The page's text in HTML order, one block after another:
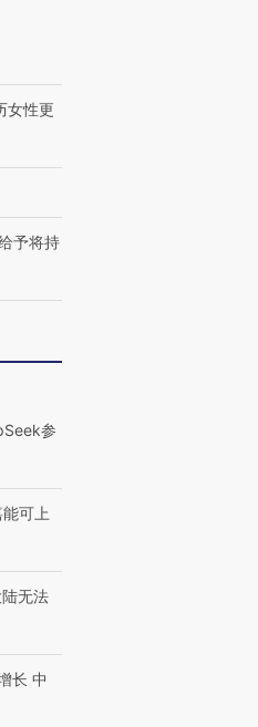
女性更
予将持
参
可上
无法
长 中